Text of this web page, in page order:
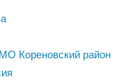
Кореновский район